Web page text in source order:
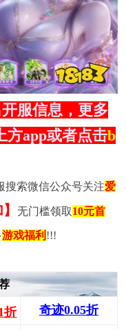
服信息，更多
方app或者点击b
索微信公众号关注爱
无门槛领取10元首
游戏福利 !!!
折 奇迹0.05折